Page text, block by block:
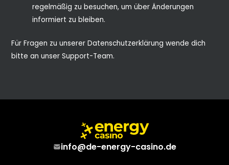
regelmäßig zu besuchen, um über Änderungen
informiert zu bleiben.
Für Fragen zu unserer Datenschutzerklärung wende dich
bitte an unser Support-Team.
info@de-energy-casino.de